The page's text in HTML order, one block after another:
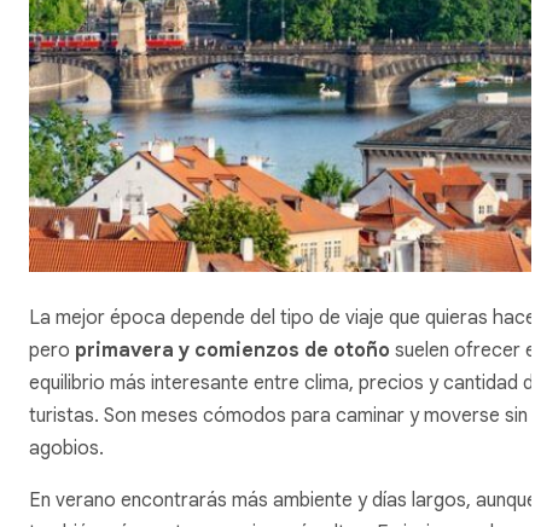
La mejor época depende del tipo de viaje que quieras
pero primavera y comienzos de otoño suelen ofrecer el
equilibrio más interesante entre clima, precios y cantidad
turistas. Son meses cómodos para caminar y moverse sin
agobios.
En verano encontrarás más ambiente y días largos, aunque